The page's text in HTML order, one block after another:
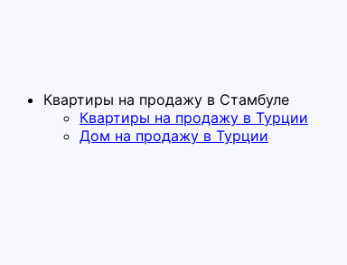
Квартиры на продажу в Стамбуле
Квартиры на продажу в Турции
Дом на продажу в Турции